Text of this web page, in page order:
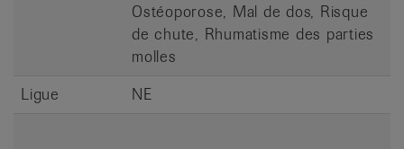
Ostéoporose, Mal de dos, Risque
de chute, Rhumatisme des parties
molles
Ligue
NE